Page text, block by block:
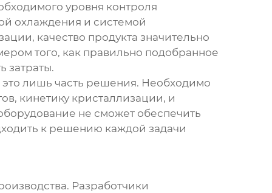
уровня контроля
охлаждения и системой
качество продукта значительно
того, как правильно подобранное
затраты.
это лишь часть решения. Необходимо
кинетику кристаллизации, и
не сможет обеспечить
к решению каждой задачи
Разработчики